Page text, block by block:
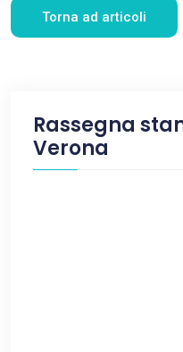
Torna ad articoli
Rassegna
Verona